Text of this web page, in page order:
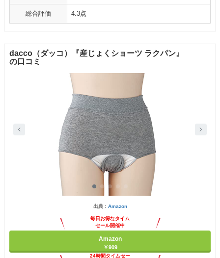
総合評価 4.3点
dacco（ダッコ）『産じょくショーツ ラクパン』
の口コミ
出典： Amazon
毎日お得なタイム
セール開催中
Amazon
￥909
24時間タイムセー